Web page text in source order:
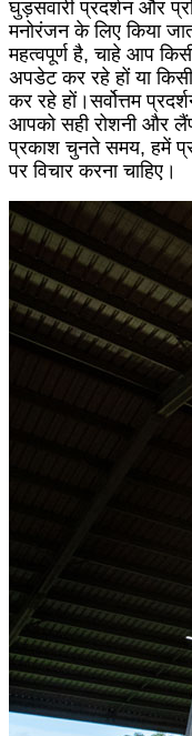
घुड़सवारी प्रदर्शन और
मनोरंजन के लिए किया
महत्वपूर्ण है, चाहे आप
अपडेट कर रहे हों या
कर रहे हों।सर्वोत्तम
आपको सही रोशनी और
प्रकाश चुनते समय, हमें
पर विचार करना चाहिए।